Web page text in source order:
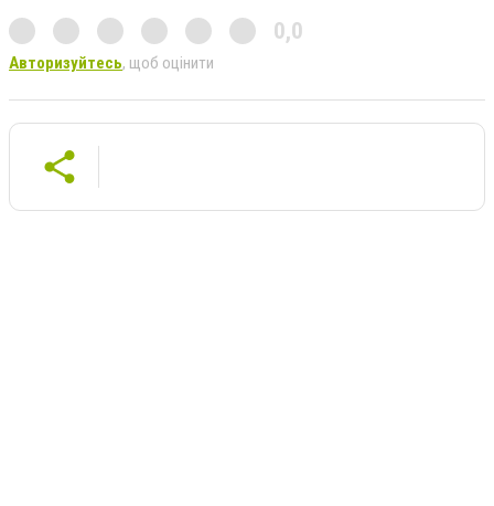
0,0
Авторизуйтесь, щоб оцінити